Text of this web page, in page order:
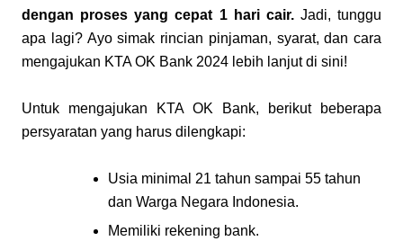
dengan proses yang cepat 1 hari cair. Jadi, tunggu
apa lagi? Ayo simak rincian pinjaman, syarat, dan cara
mengajukan KTA OK Bank 2024 lebih lanjut di sini!
Untuk mengajukan KTA OK Bank, berikut beberapa
persyaratan yang harus dilengkapi:
Usia minimal 21 tahun sampai 55 tahun
dan Warga Negara Indonesia.
Memiliki rekening bank.